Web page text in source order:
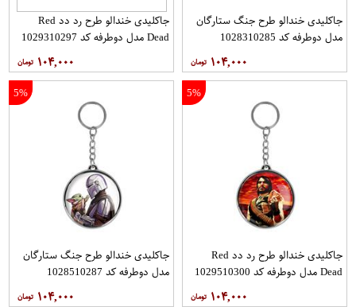
جاکلیدی خندالو طرح جنگ ستارگان
مدل دوطرفه کد 1028310285
۱۰۴,۰۰۰
جاکلیدی خندالو طرح رد دد Red
Dead مدل دوطرفه کد 1029310297
۱۰۴,۰۰۰
5%
جاکلیدی خندالو طرح رد دد Red
Dead مدل دوطرفه کد 1029510300
۱۰۴,۰۰۰
5%
جاکلیدی خندالو طرح جنگ ستارگان
مدل دوطرفه کد 1028510287
۱۰۴,۰۰۰